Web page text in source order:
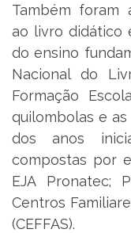
Também foram
ao livro didático
do ensino
Nacional do
Formação
quilombolas e
dos anos
compostas por
EJA Pronatec;
Centros
(CEFFAS).